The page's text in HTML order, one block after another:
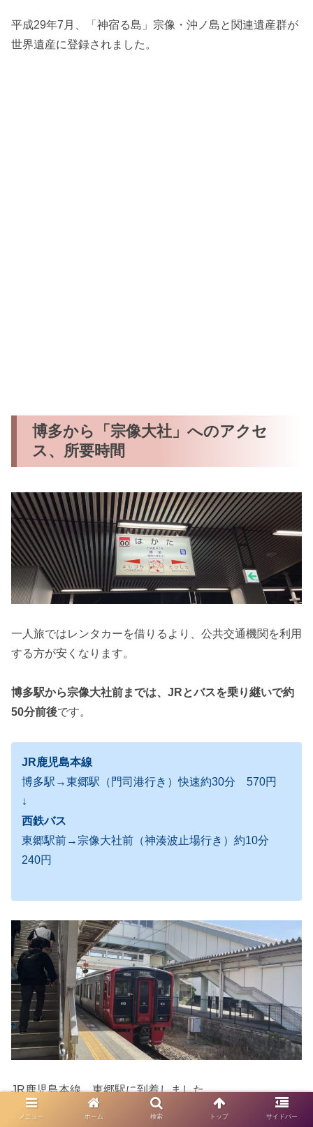
平成29年7月、「神宿る島」宗像・沖ノ島と関連遺産群が
世界遺産に登録されました。
博多から「宗像大社」へのアクセ
ス、所要時間
一人旅ではレンタカーを借りるより、公共交通機関を利用
する方が安くなります。
博多駅から宗像大社前までは、JRとバスを乗り継いで約
50分前後です。
JR鹿児島本線
博多駅→東郷駅（門司港行き）快速約30分 570円
↓
西鉄バス
東郷駅前→宗像大社前（神湊波止場行き）約10分
240円
JR鹿児島本線、東郷駅に到着しました。
改札を出て左側の階段を下ります
メニュー ホーム 検索 トップ サイドバー